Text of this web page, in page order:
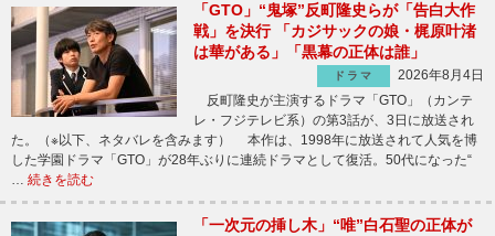
「GTO」“鬼塚”反町隆史らが「告白大作
戦」を決行 「カジサックの娘・梶原叶渚
は華がある」「黒幕の正体は誰」
ドラマ
2026年8月4日
反町隆史が主演するドラマ「GTO」（カンテ
レ・フジテレビ系）の第3話が、3日に放送され
た。（※以下、ネタバレを含みます） 本作は、1998年に放送されて人気を博
した学園ドラマ「GTO」が28年ぶりに連続ドラマとして復活。50代になった“
… 続きを読む
「一次元の挿し木」“唯”白石聖の正体が